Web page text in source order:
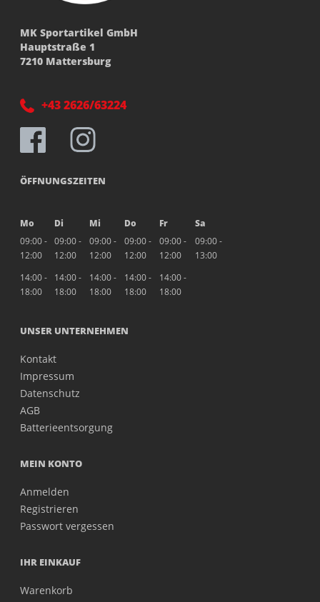
MK Sportartikel GmbH
Hauptstraße 1
7210 Mattersburg
+43 2626/63224
ÖFFNUNGSZEITEN
Mo Di Mi Do Fr
Sa
09:00 -
12:00
09:00 -
12:00
09:00 -
12:00
09:00 -
12:00
09:00 -
12:00
09:00 -
13:00
14:00 -
18:00
14:00 -
18:00
14:00 -
18:00
14:00 -
18:00
14:00 -
18:00
UNSER UNTERNEHMEN
Kontakt
Impressum
Datenschutz
AGB
Batterieentsorgung
MEIN KONTO
Anmelden
Registrieren
Passwort vergessen
IHR EINKAUF
Warenkorb